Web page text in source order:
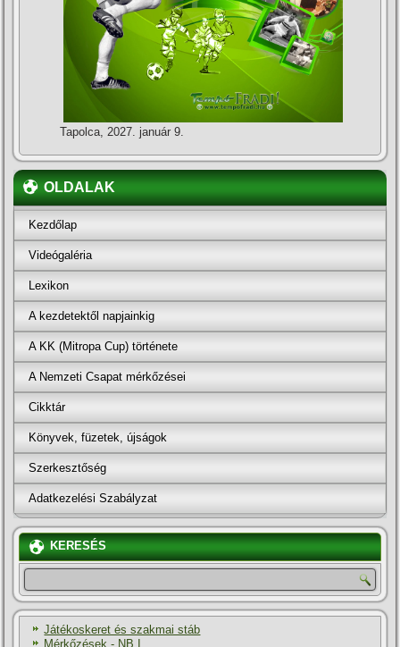
Tapolca, 2027. január 9.
OLDALAK
Kezdőlap
Videógaléria
Lexikon
A kezdetektől napjainkig
A KK (Mitropa Cup) története
A Nemzeti Csapat mérkőzései
Cikktár
Könyvek, füzetek, újságok
Szerkesztőség
Adatkezelési Szabályzat
KERESÉS
Játékoskeret és szakmai stáb
Mérkőzések - NB I